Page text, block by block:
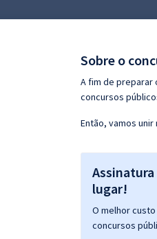
Conteúdo gratuito
Sobre o
A fim de preparar
concursos
Então, vamos
lugar!
O melhor
concursos